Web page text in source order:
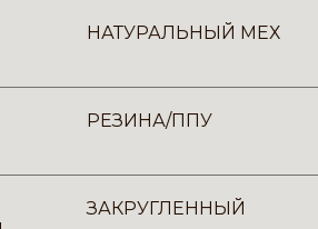
НАТУРАЛЬНЫЙ МЕХ
РЕЗИНА/ППУ
ЗАКРУГЛЕННЫЙ